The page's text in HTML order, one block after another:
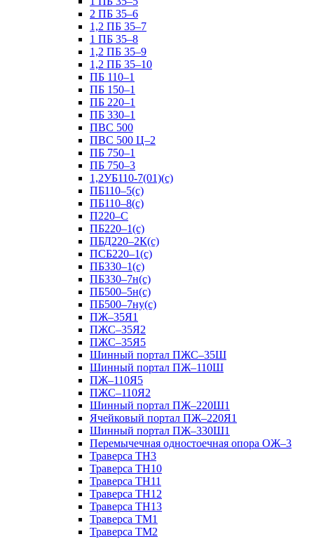
2 ПБ 35–6
1,2 ПБ 35–7
1 ПБ 35–8
1,2 ПБ 35–9
1,2 ПБ 35–10
ПБ 110–1
ПБ 150–1
ПБ 220–1
ПБ 330–1
ПВС 500
ПВС 500 Ц–2
ПБ 750–1
ПБ 750–3
1,2УБ110-7(01)(с)
ПБ110–5(с)
ПБ110–8(с)
П220–С
ПБ220–1(с)
ПБД220–2К(с)
ПСБ220–1(с)
ПБ330–1(с)
ПБ330–7н(с)
ПБ500–5н(с)
ПБ500–7ну(с)
ПЖ–35Я1
ПЖС–35Я2
ПЖС–35Я5
Шинный портал ПЖС–35Ш
Шинный портал ПЖ–110Ш
ПЖ–110Я5
ПЖС–110Я2
Шинный портал ПЖ–220Ш1
Ячейковый портал ПЖ–220Я1
Шинный портал ПЖ–330Ш1
Перемычечная одностоечная опора ОЖ–3
Траверса ТН3
Траверса ТН10
Траверса ТН11
Траверса ТН12
Траверса ТН13
Траверса ТМ1
Траверса ТМ2